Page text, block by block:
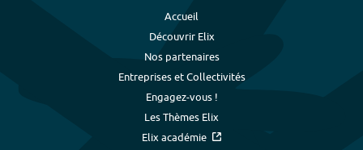
Accueil
Découvrir Elix
Nos partenaires
Entreprises et Collectivités
Engagez-vous !
Les Thèmes Elix
Elix académie